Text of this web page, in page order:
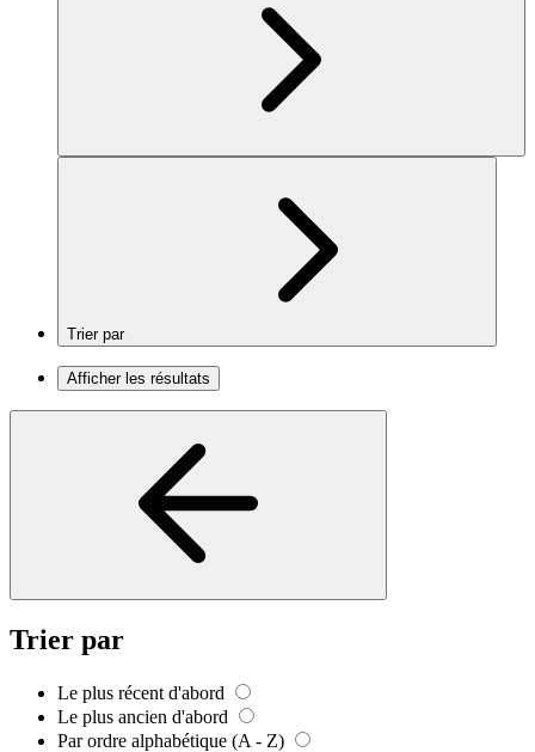
Trier par
Afficher les résultats
Trier par
Le plus récent d'abord
Le plus ancien d'abord
Par ordre alphabétique (A - Z)